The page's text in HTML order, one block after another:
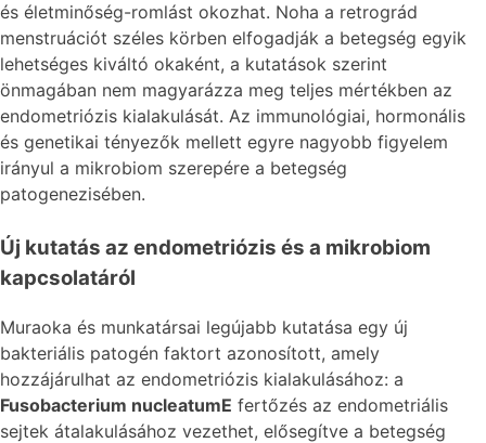
és életminőség-romlást okozhat. Noha a retrográd
menstruációt széles körben elfogadják a betegség egyik
lehetséges kiváltó okaként, a kutatások szerint
önmagában nem magyarázza meg teljes mértékben az
endometriózis kialakulását. Az immunológiai, hormonális
és genetikai tényezők mellett egyre nagyobb figyelem
irányul a mikrobiom szerepére a betegség
patogenezisében.
Új kutatás az endometriózis és a mikrobiom
kapcsolatáról
Muraoka és munkatársai legújabb kutatása egy új
bakteriális patogén faktort azonosított, amely
hozzájárulhat az endometriózis kialakulásához: a
Fusobacterium nucleatumE fertőzés az endometriális
sejtek átalakulásához vezethet, elősegítve a betegség